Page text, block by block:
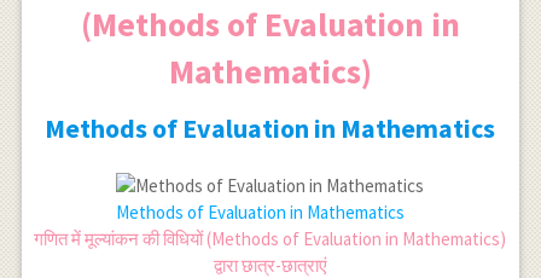
(Methods of Evaluation in
Mathematics)
Methods of Evaluation in Mathematics
Methods of Evaluation in Mathematics
गणित में मूल्यांकन की विधियों (Methods of Evaluation in Mathematics)
द्वारा छात्र-छात्राएं